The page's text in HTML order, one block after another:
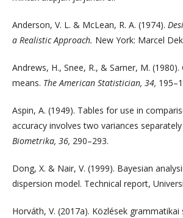
Anderson, V. L. & McLean, R. A. (1974).
a Realistic Approach. New York: Marcel
Andrews, H., Snee, R., & Sarner, M.
means. The American Statistician, 34,
Aspin, A. (1949). Tables for use in
accuracy involves two variances
Biometrika, 36, 290–293.
Dong, X. & Nair, V. (1999). Bayesian
dispersion model. Technical report,
Horváth, V. (2017a). Közlések